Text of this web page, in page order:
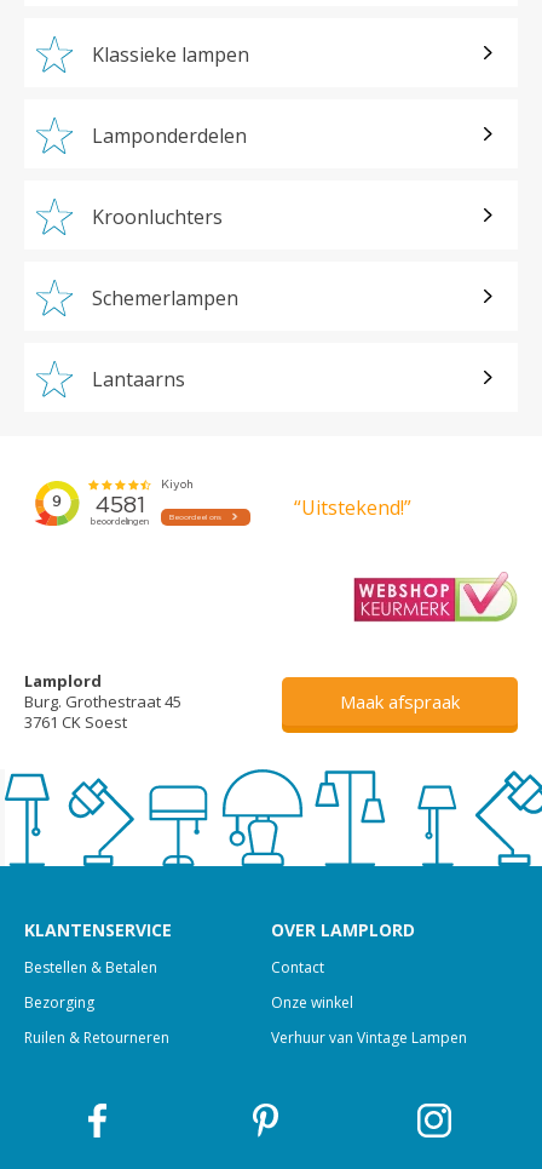
Klassieke lampen
Lamponderdelen
Kroonluchters
Schemerlampen
Lantaarns
“Uitstekend!”
Lamplord
Burg. Grothestraat 45
3761 CK Soest
Maak afspraak
KLANTENSERVICE
Bestellen & Betalen
Bezorging
Ruilen & Retourneren
OVER LAMPLORD
Contact
Onze winkel
Verhuur van Vintage Lampen